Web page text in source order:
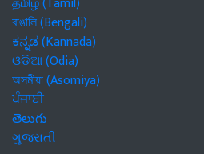
বাঙালি (Bengali)
ಕನ್ನಡ (Kannada)
ଓଡିଆ (Odia)
অসমীয়া (Asomiya)
ਪੰਜਾਬੀ
తెలుగు
ગુજરાતી